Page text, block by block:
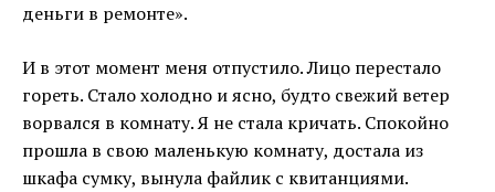
деньги в ремонте».
И в этот момент меня отпустило. Лицо перестало
гореть. Стало холодно и ясно, будто свежий ветер
ворвался в комнату. Я не стала кричать. Спокойно
прошла в свою маленькую комнату, достала из
шкафа сумку, вынула файлик с квитанциями.